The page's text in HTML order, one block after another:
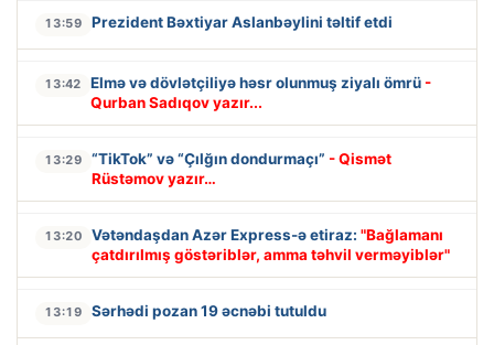
13:59 Prezident Bəxtiyar Aslanbəylini təltif etdi
13:42 Elmə və dövlətçiliyə həsr olunmuş ziyalı ömrü -
Qurban Sadıqov yazır...
13:29 “TikTok” və “Çılğın dondurmaçı” - Qismət
Rüstəmov yazır…
13:20 Vətəndaşdan Azər Express-ə etiraz: "Bağlamanı
çatdırılmış göstəriblər, amma təhvil verməyiblər"
13:19 Sərhədi pozan 19 əcnəbi tutuldu